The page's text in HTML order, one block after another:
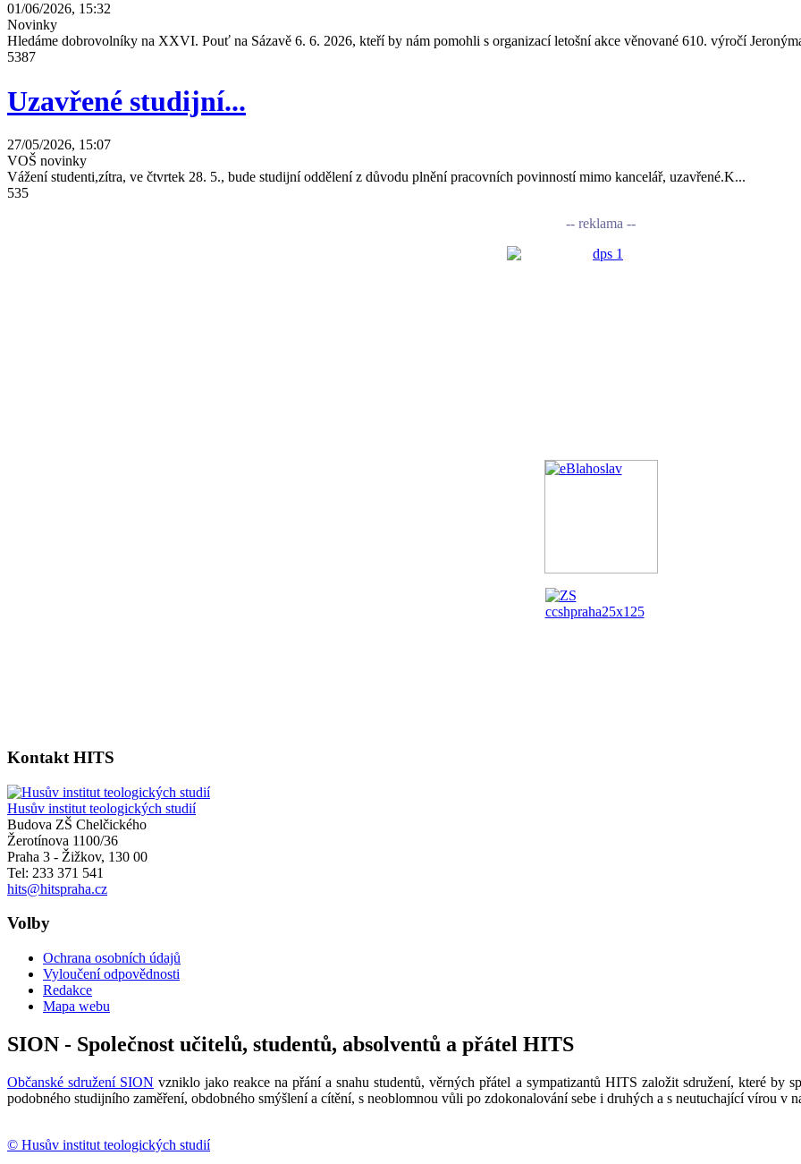
01/06/2026, 15:32
Novinky
Hledáme dobrovolníky na XXVI. Pouť na Sázavě 6. 6. 2026, kteří by nám pomohli s organizací letošní akce věnované 610. výročí
5387
Uzavřené studijní...
27/05/2026, 15:07
VOŠ novinky
Vážení studenti,zítra, ve čtvrtek 28. 5., bude studijní oddělení z důvodu plnění pracovních povinností mimo kancelář, uzavřené.K...
535
-- reklama --
Kontakt HITS
Husův institut teologických studií
Budova ZŠ Chelčického
Žerotínova 1100/36
Praha 3 - Žižkov, 130 00
Tel: 233 371 541
hits@hitspraha.cz
Volby
Ochrana osobních údajů
Vyloučení odpovědnosti
Redakce
Mapa webu
SION - Společnost učitelů, studentů, absolventů a přátel HITS
Občanské sdružení SION vzniklo jako reakce na přání a snahu studentů, věrných přátel a sympatizantů HITS založit sdružení, které by
podobného studijního zaměření, obdobného smýšlení a cítění, s neoblomnou vůli po zdokonalování sebe i druhých a s neutuchající vírou v
© Husův institut teologických studií